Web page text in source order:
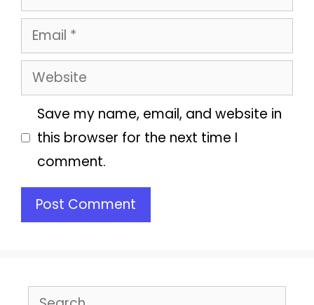
Email
Website
Save my name, email, and website in
this browser for the next time I
comment.
Search